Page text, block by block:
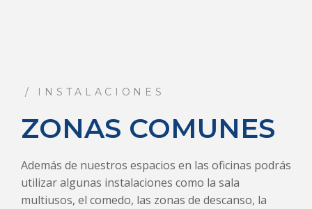
/ INSTALACIONES
ZONAS COMUNES
Además de nuestros espacios en las oficinas podrás
utilizar algunas instalaciones como la sala
multiusos, el comedo, las zonas de descanso, la